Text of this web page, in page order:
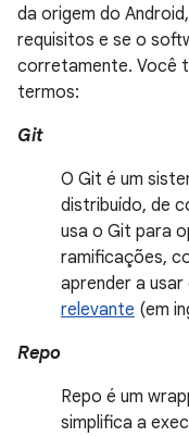
da origem do
requisitos e se o
corretamente. Você
termos:
Git
O Git é um
distribuído, de
usa o Git para
ramificações,
aprender a
relevante (em
Repo
Repo é um
simplifica a